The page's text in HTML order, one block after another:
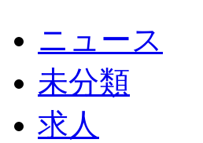
ニュース
未分類
求人